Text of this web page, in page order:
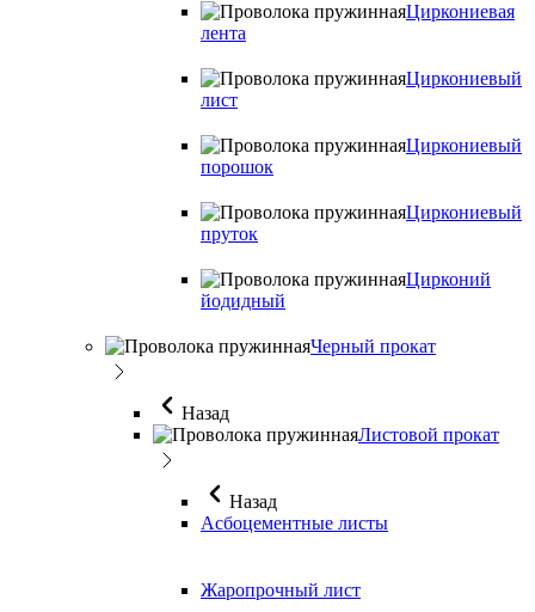
Циркониевая
лента
Циркониевый
лист
Циркониевый
порошок
Циркониевый
пруток
Цирконий
йодидный
Черный прокат
Назад
Листовой прокат
Назад
Асбоцементные листы
Жаропрочный лист